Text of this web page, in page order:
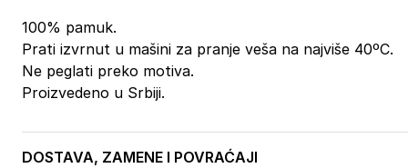
100% pamuk.
Prati izvrnut u mašini za pranje veša na najviše 40ºC.
Ne peglati preko motiva.
Proizvedeno u Srbiji.
DOSTAVA, ZAMENE I POVRAĆAJI